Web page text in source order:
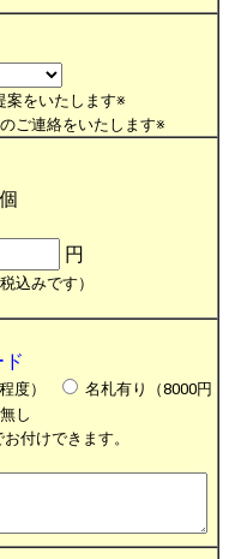
案をいたします※
ご連絡をいたします※
個
円
込みです）
度）
名札有り（8000円
無し
付けできます。